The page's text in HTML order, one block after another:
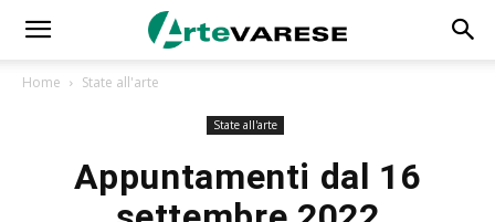
Home State all'arte
State all'arte
Appuntamenti dal 16